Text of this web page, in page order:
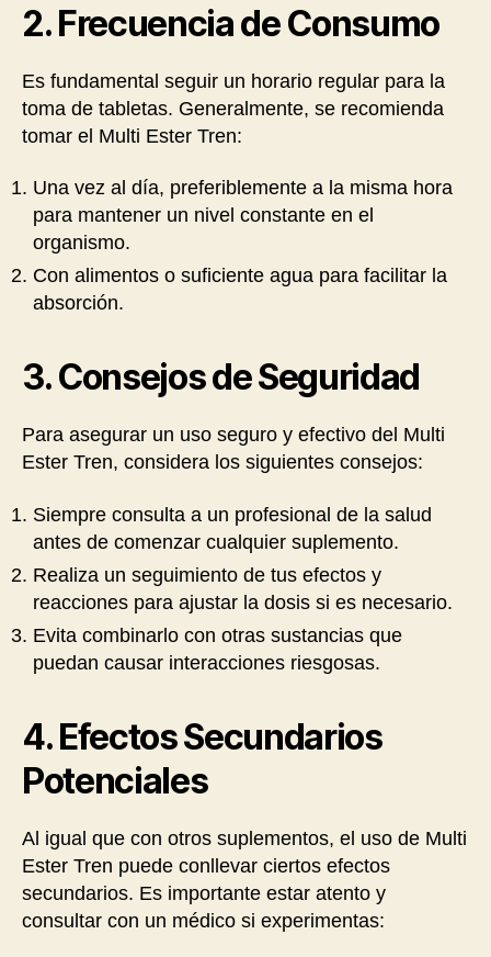
2. Frecuencia de Consumo
Es fundamental seguir un horario regular para la
toma de tabletas. Generalmente, se recomienda
tomar el Multi Ester Tren:
Una vez al día, preferiblemente a la misma hora
para mantener un nivel constante en el
organismo.
Con alimentos o suficiente agua para facilitar la
absorción.
3. Consejos de Seguridad
Para asegurar un uso seguro y efectivo del Multi
Ester Tren, considera los siguientes consejos:
Siempre consulta a un profesional de la salud
antes de comenzar cualquier suplemento.
Realiza un seguimiento de tus efectos y
reacciones para ajustar la dosis si es necesario.
Evita combinarlo con otras sustancias que
puedan causar interacciones riesgosas.
4. Efectos Secundarios
Potenciales
Al igual que con otros suplementos, el uso de Multi
Ester Tren puede conllevar ciertos efectos
secundarios. Es importante estar atento y
consultar con un médico si experimentas: